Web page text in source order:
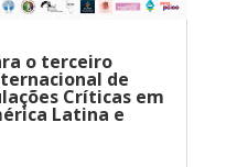
o terceiro
de
Críticas em
Latina e